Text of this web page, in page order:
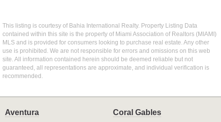
This listing is courtesy of Bahia International Realty. Property Listing Data
contained within this site is the property of Miami Association of Realtors (MIAMI)
MLS and is provided for consumers looking to purchase real estate. Any other
use is prohibited. We are not responsible for errors and omissions on this web
site. All information contained herein should be deemed reliable but not
guaranteed, all representations are approximate, and individual verification is
recommended.
Aventura
Coral Gables